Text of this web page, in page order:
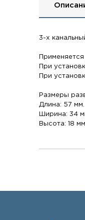
3-х
При
При
Размеры
Длина: 57 мм.
Ширина: 34
Высота: 18